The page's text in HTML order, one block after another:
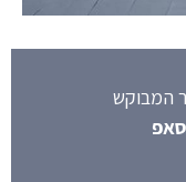
המבוקש